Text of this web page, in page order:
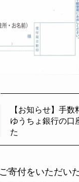
【お知らせ】手
ゆうちょ銀行の口
た
寄付をいただい